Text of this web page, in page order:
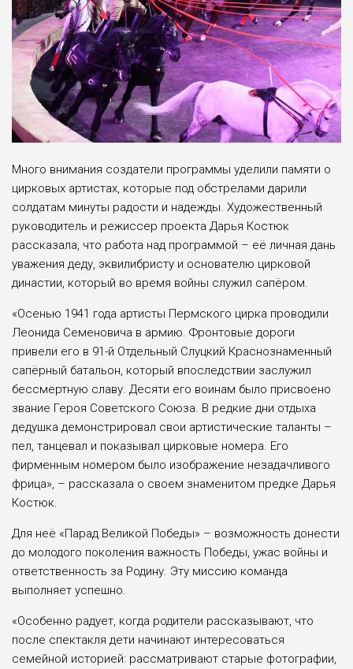
Много внимания создатели программы уделили памяти о
цирковых артистах, которые под обстрелами дарили
солдатам минуты радости и надежды. Художественный
руководитель и режиссер проекта Дарья Костюк
рассказала, что работа над программой – её личная дань
уважения деду, эквилибристу и основателю цирковой
династии, который во время войны служил сапёром.
«Осенью 1941 года артисты Пермского цирка проводили
Леонида Семеновича в армию. Фронтовые дороги
привели его в 91-й Отдельный Слуцкий Краснознаменный
сапёрный батальон, который впоследствии заслужил
бессмертную славу. Десяти его воинам было присвоено
звание Героя Советского Союза. В редкие дни отдыха
дедушка демонстрировал свои артистические таланты –
пел, танцевал и показывал цирковые номера. Его
фирменным номером было изображение незадачливого
фрица», – рассказала о своем знаменитом предке Дарья
Костюк.
Для неё «Парад Великой Победы» – возможность донести
до молодого поколения важность Победы, ужас войны и
ответственность за Родину. Эту миссию команда
выполняет успешно.
«Особенно радует, когда родители рассказывают, что
после спектакля дети начинают интересоваться
семейной историей: рассматривают старые фотографии,